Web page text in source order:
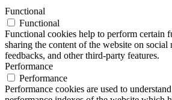
Functional
Functional
Functional cookies help to perform certain
sharing the content of the website on
feedbacks, and other third-party features.
Performance
Performance
Performance cookies are used to